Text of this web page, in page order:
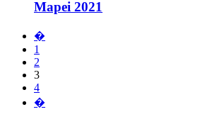
Mapei 2021
�
1
2
3
4
�